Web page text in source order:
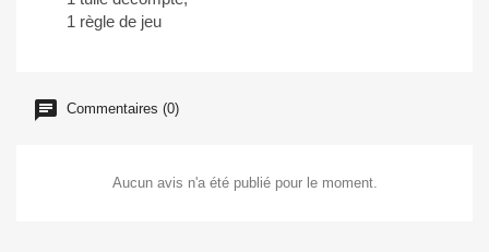
1 règle de jeu
Commentaires (0)
Aucun avis n'a été publié pour le moment.